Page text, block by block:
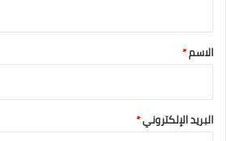
*
الاسم*
البريد الإلكتروني*